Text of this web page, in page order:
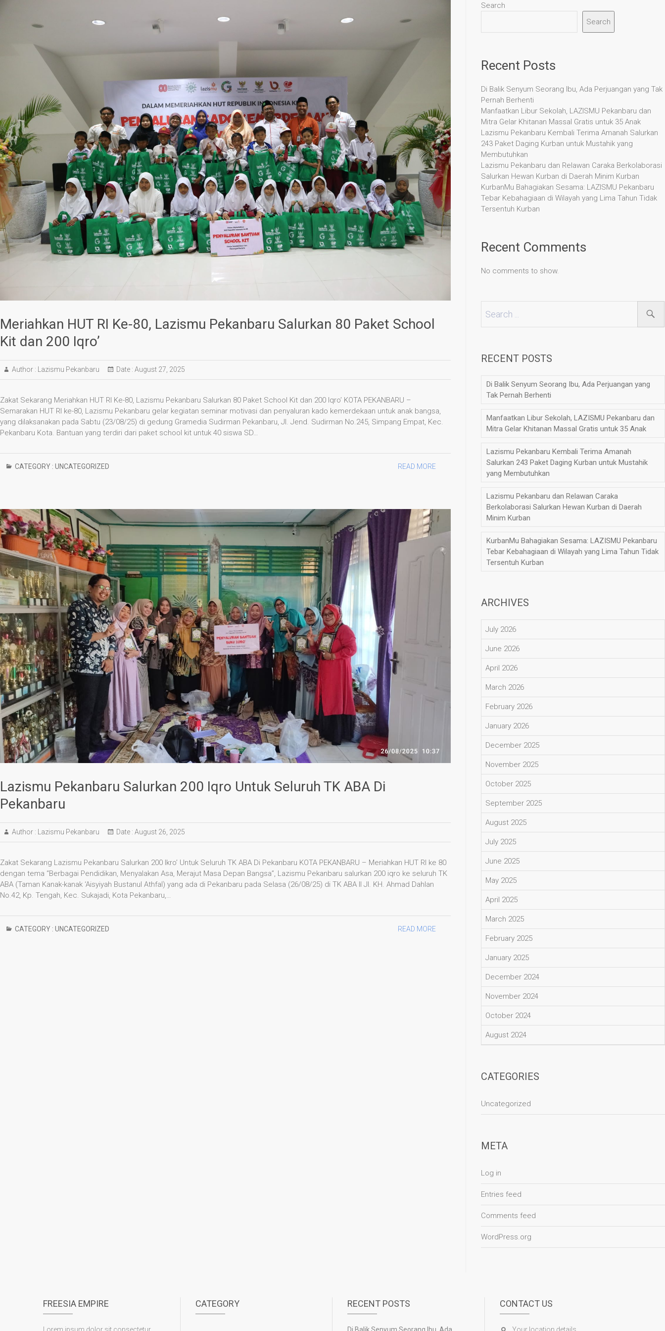
Meriahkan HUT RI Ke-80, Lazismu Pekanbaru Salurkan 80 Paket School
Kit dan 200 Iqro’
Author : Lazismu Pekanbaru Date : August 27, 2025
Zakat Sekarang Meriahkan HUT RI Ke-80, Lazismu Pekanbaru Salurkan 80 Paket School Kit dan 200 Iqro’ KOTA PEKANBARU –
Semarakan HUT RI ke-80, Lazismu Pekanbaru gelar kegiatan seminar motivasi dan penyaluran kado kemerdekaan untuk anak bangsa,
yang dilaksanakan pada Sabtu (23/08/25) di gedung Gramedia Sudirman Pekanbaru, Jl. Jend. Sudirman No.245, Simpang Empat, Kec.
Pekanbaru Kota. Bantuan yang terdiri dari paket school kit untuk 40 siswa SD…
CATEGORY : UNCATEGORIZED READ MORE
Lazismu Pekanbaru Salurkan 200 Iqro Untuk Seluruh TK ABA Di
Pekanbaru
Author : Lazismu Pekanbaru Date : August 26, 2025
Zakat Sekarang Lazismu Pekanbaru Salurkan 200 Ikro’ Untuk Seluruh TK ABA Di Pekanbaru KOTA PEKANBARU – Meriahkan HUT RI ke 80
dengan tema “Berbagai Pendidikan, Menyalakan Asa, Merajut Masa Depan Bangsa”, Lazismu Pekanbaru salurkan 200 iqro ke seluruh TK
ABA (Taman Kanak-kanak ‘Aisyiyah Bustanul Athfal) yang ada di Pekanbaru pada Selasa (26/08/25) di TK ABA II Jl. KH. Ahmad Dahlan
No.42, Kp. Tengah, Kec. Sukajadi, Kota Pekanbaru,…
CATEGORY : UNCATEGORIZED READ MORE
Search
Search
Recent Posts
Di Balik Senyum Seorang Ibu, Ada Perjuangan yang Tak
Pernah Berhenti
Manfaatkan Libur Sekolah, LAZISMU Pekanbaru dan
Mitra Gelar Khitanan Massal Gratis untuk 35 Anak
Lazismu Pekanbaru Kembali Terima Amanah Salurkan
243 Paket Daging Kurban untuk Mustahik yang
Membutuhkan
Lazismu Pekanbaru dan Relawan Caraka Berkolaborasi
Salurkan Hewan Kurban di Daerah Minim Kurban
KurbanMu Bahagiakan Sesama: LAZISMU Pekanbaru
Tebar Kebahagiaan di Wilayah yang Lima Tahun Tidak
Tersentuh Kurban
Recent Comments
No comments to show.
RECENT POSTS
Di Balik Senyum Seorang Ibu, Ada Perjuangan yang
Tak Pernah Berhenti
Manfaatkan Libur Sekolah, LAZISMU Pekanbaru dan
Mitra Gelar Khitanan Massal Gratis untuk 35 Anak
Lazismu Pekanbaru Kembali Terima Amanah
Salurkan 243 Paket Daging Kurban untuk Mustahik
yang Membutuhkan
Lazismu Pekanbaru dan Relawan Caraka
Berkolaborasi Salurkan Hewan Kurban di Daerah
Minim Kurban
KurbanMu Bahagiakan Sesama: LAZISMU Pekanbaru
Tebar Kebahagiaan di Wilayah yang Lima Tahun Tidak
Tersentuh Kurban
ARCHIVES
July 2026
June 2026
April 2026
March 2026
February 2026
January 2026
December 2025
November 2025
October 2025
September 2025
August 2025
July 2025
June 2025
May 2025
April 2025
March 2025
February 2025
January 2025
December 2024
November 2024
October 2024
August 2024
CATEGORIES
Uncategorized
META
Log in
Entries feed
Comments feed
WordPress.org
FREESIA EMPIRE CATEGORY RECENT POSTS CONTACT US